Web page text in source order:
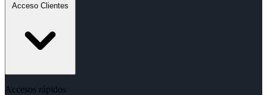
Acceso Clientes
Accesos rápidos